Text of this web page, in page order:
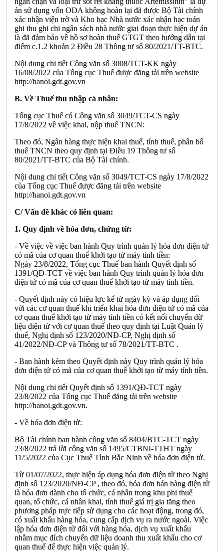
án sử dụng vốn ODA không hoàn lại đã được Bộ Tài chính
xác nhận viện trờ và Kho bạc Nhà nước xác nhận hạc toán
ghi thu ghi chi ngân sách nhà nước giai đoạn thực hiện dự án
là đã đảm bảo về hồ sơ hoàn thuế GTGT theo hướng dẫn tại
điểm c.1.2 khoản 2 Điều 28 Thông tư số 80/2021/TT-BTC.
Nội dung chi tiết Công văn số 3008/TCT-KK ngày
16/08/2022 của Tổng cục Thuế được đăng tải trên website
http://hanoi.gdt.gov.vn
B. Về Thuế thu nhập cá nhân:
Tổng cục Thuế có Công văn số 3049/TCT-CS ngày
17/8/2022 về việc khai, nộp thuế TNCN:
Theo đó, Ngân hàng thực hiện khai thuế, tính thuế, phân bổ
thuế TNCN theo quy định tại Điều 19 Thông tư số
80/2021/TT-BTC của Bộ Tài chính.
Nội dung chi tiết Công văn số 3049/TCT-CS ngày 17/8/2022
của Tổng cục Thuế được đăng tải trên website
http://hanoi.gdt.gov.vn
C/ Vấn đề khác có liên quan:
1. Quy định về hóa đơn, chứng từ:
- Về việc về việc ban hành Quy trình quản lý hóa đơn điện tử
có mã của cơ quan thuế khởi tạo từ máy tính tiền:
Ngày 23/8/2022, Tổng cục Thuế ban hành Quyết định số
1391/QĐ-TCT về việc ban hành Quy trình quản lý hóa đơn
điện tử có mã của cơ quan thuế khởi tạo từ máy tính tiền.
- Quyết định này có hiệu lực kể từ ngày ký và áp dụng đối
với các cơ quan thuế khi triển khai hóa đơn điện tử có mã của
cơ quan thuế khởi tạo từ máy tính tiền có kết nối chuyển dữ
liệu điện tử với cơ quan thuế theo quy định tại Luật Quản lý
thuế, Nghị định số 123/2020/NĐ-CP, Nghị định số
41/2022/NĐ-CP và Thông tư số 78/2021/TT-BTC .
- Ban hành kèm theo Quyết định này Quy trình quản lý hóa
đơn điện tử có mã của cơ quan thuế khởi tạo từ máy tính tiền.
Nội dung chi tiết Quyết định số 1391/QĐ-TCT ngày
23/8/2022 của Tổng cục Thuế đăng tải trên website
http://hanoi.gdt.gov.vn.
- Về hóa đơn điện tử:
Bộ Tài chính ban hành công văn số 8404/BTC-TCT ngày
23/8/2022 trả lời công văn số 1495/CTBNI-TTHT ngày
11/5/2022 của Cục Thuế Tỉnh Bắc Ninh về hóa đơn điện tử.
Từ 01/07/2022, thực hiện áp dụng hóa đơn điện tử theo Nghị
định số 123/2020/NĐ-CP , theo đó, hóa đơn bán hàng điện tử
là hóa đơn dành cho tổ chức, cá nhân trong khu phi thuế
quan, tổ chức, cá nhân khai, tính thuế giá trị gia tăng theo
phương pháp trực tiếp sử dụng cho các hoạt động, trong đó,
có xuất khẩu hàng hóa, cung cấp dịch vụ ra nước ngoài. Việc
lập hóa đơn điện tử đối với hàng hóa, dịch vụ xuất khẩu
nhằm mục đích chuyển dữ liệu doanh thu xuất khẩu cho cơ
quan thuế để thực hiện việc quản lý.